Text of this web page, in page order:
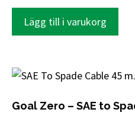
Lägg till i varukorg
Goal Zero – SAE to